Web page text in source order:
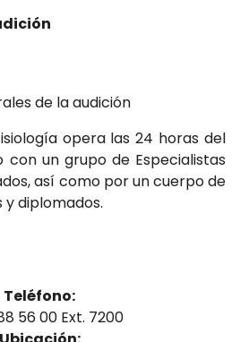
de la audición
opera las 24 horas del
con un grupo de Especialistas
así como por un cuerpo de
diplomados.
Teléfono:
56 00 Ext. 7200